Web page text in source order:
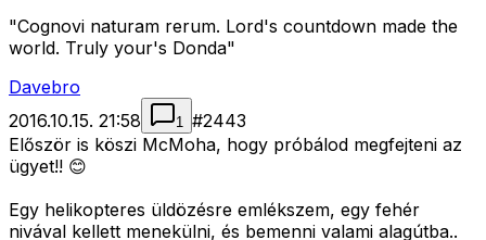
"Cognovi naturam rerum. Lord's countdown made the
world. Truly your's Donda"
Davebro
2016.10.15. 21:58
1 #2443
Először is köszi McMoha, hogy próbálod megfejteni az
ügyet!! 😊
Egy helikopteres üldözésre emlékszem, egy fehér
nivával kellett menekülni, és bemenni valami alagútba..